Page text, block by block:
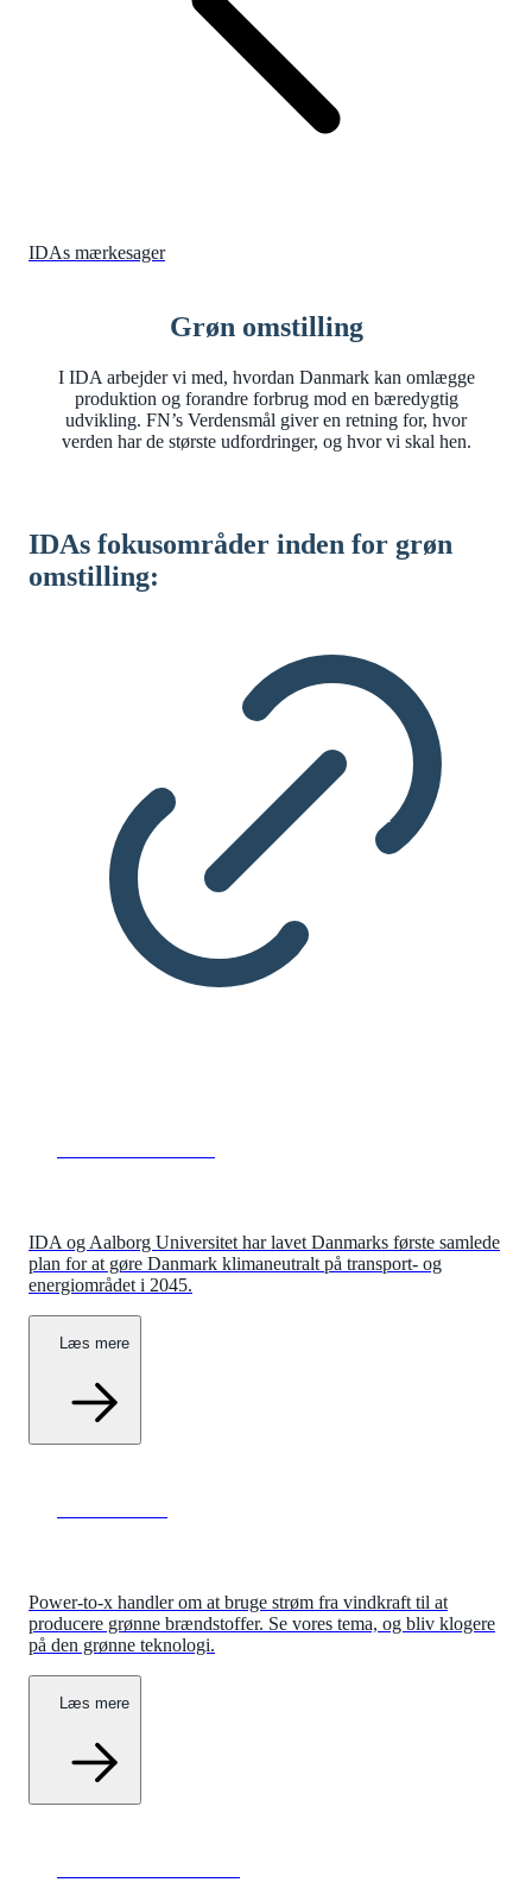
IDAs mærkesager
Grøn omstilling
I IDA arbejder vi med, hvordan Danmark kan omlægge
produktion og forandre forbrug mod en bæredygtig
udvikling. FN’s Verdensmål giver en retning for, hvor
verden har de største udfordringer, og hvor vi skal hen.
IDAs fokusområder inden for grøn
omstilling:
IDA og Aalborg Universitet har lavet Danmarks første samlede
plan for at gøre Danmark klimaneutralt på transport- og
energiområdet i 2045.
Læs mere
Power-to-x handler om at bruge strøm fra vindkraft til at
producere grønne brændstoffer. Se vores tema, og bliv klogere
på den grønne teknologi.
Læs mere